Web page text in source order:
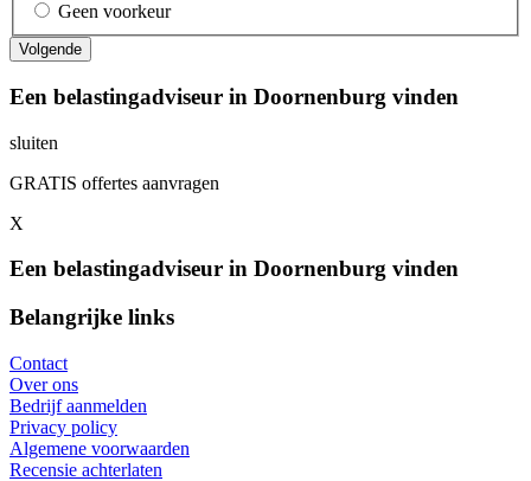
Geen voorkeur
Een belastingadviseur in Doornenburg vinden
sluiten
GRATIS offertes aanvragen
X
Een belastingadviseur in Doornenburg vinden
Belangrijke links
Contact
Over ons
Bedrijf aanmelden
Privacy policy
Algemene voorwaarden
Recensie achterlaten